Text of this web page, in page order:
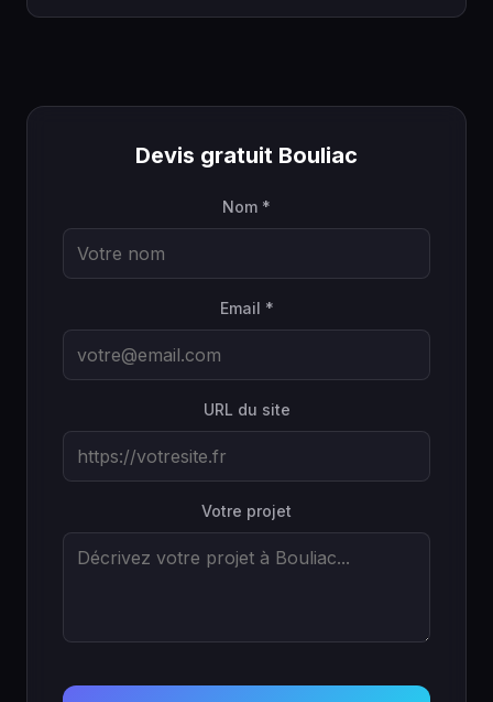
Devis gratuit Bouliac
Nom *
Email *
URL du site
Votre projet